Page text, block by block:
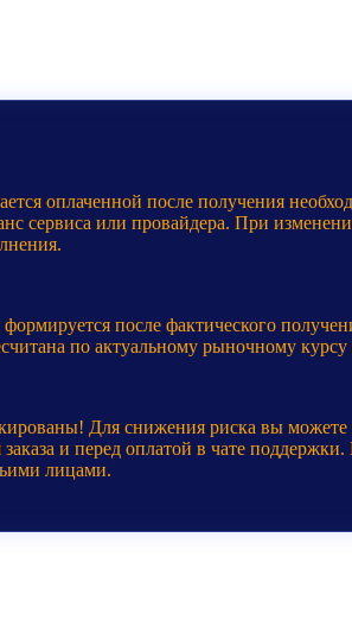
оплаченной после получения
сервиса или провайдера. При
после фактического
по актуальному рыночному
Для снижения риска вы
и перед оплатой в чате
лицами.